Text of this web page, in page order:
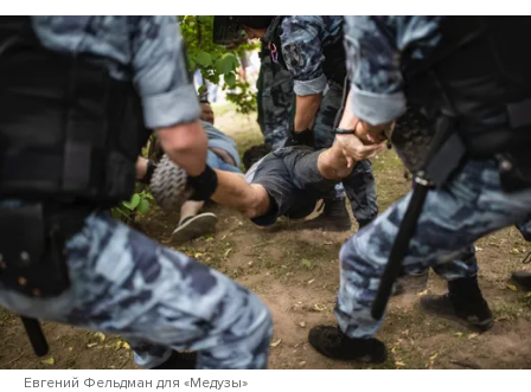
Евгений Фельдман для «Медузы»